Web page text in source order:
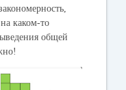
каком-то
общей